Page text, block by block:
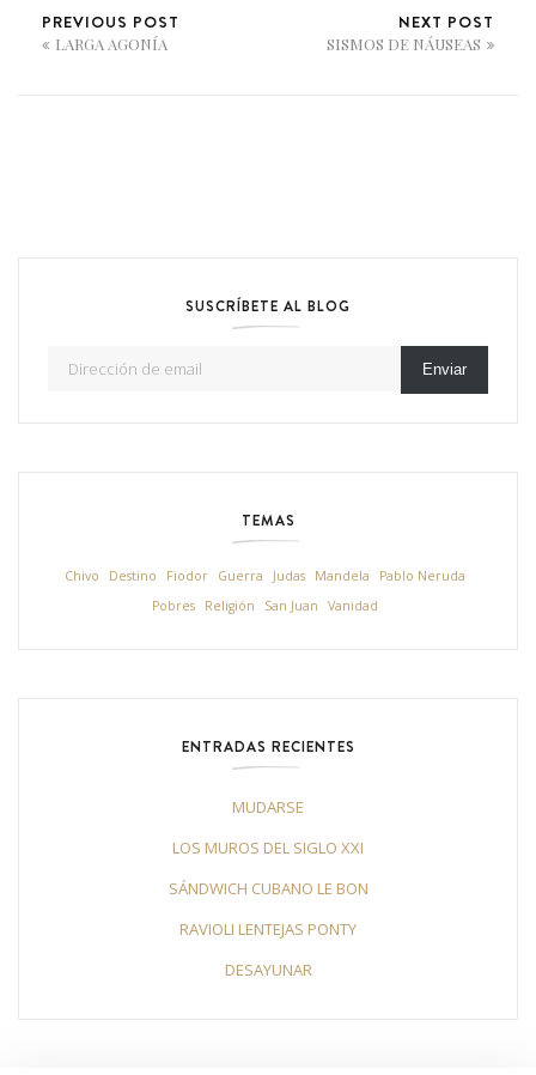
PREVIOUS POST
LARGA AGONÍA
NEXT POST
SISMOS DE NÁUSEAS
SUSCRÍBETE AL BLOG
Enviar
TEMAS
Chivo Destino Fiodor Guerra Judas Mandela
Pablo Neruda
Pobres
Religión San Juan Vanidad
ENTRADAS RECIENTES
MUDARSE
LOS MUROS DEL SIGLO XXI
SÁNDWICH CUBANO LE BON
RAVIOLI LENTEJAS PONTY
DESAYUNAR